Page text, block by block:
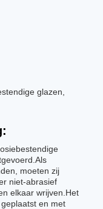
glazen,
moeten zij
niet-abrasief
elkaar wrijven.Het
en met